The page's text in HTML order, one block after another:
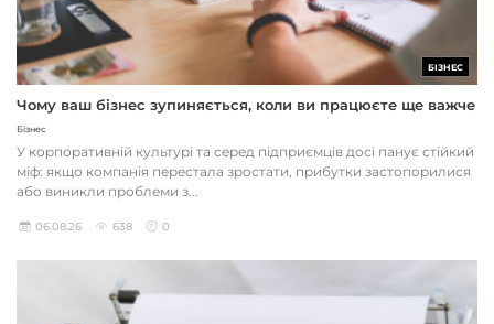
БІЗНЕС
Чому ваш бізнес зупиняється, коли ви працюєте ще важче
Бізнес
У корпоративній культурі та серед підприємців досі панує стійкий
міф: якщо компанія перестала зростати, прибутки застопорилися
або виникли проблеми з...
06.08.26 638 0